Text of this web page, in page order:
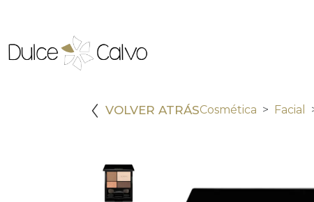
VOLVER ATRÁSCosmética Facial